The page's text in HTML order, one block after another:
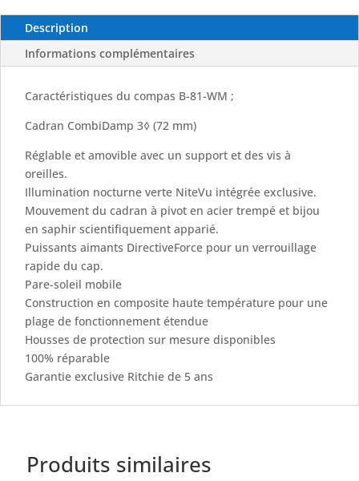
Description
Informations complémentaires
Caractéristiques du compas B-81-WM ;
Cadran CombiDamp 3◊ (72 mm)
Réglable et amovible avec un support et des vis à
oreilles.
Illumination nocturne verte NiteVu intégrée exclusive.
Mouvement du cadran à pivot en acier trempé et bijou
en saphir scientifiquement apparié.
Puissants aimants DirectiveForce pour un verrouillage
rapide du cap.
Pare-soleil mobile
Construction en composite haute température pour une
plage de fonctionnement étendue
Housses de protection sur mesure disponibles
100% réparable
Garantie exclusive Ritchie de 5 ans
Produits similaires